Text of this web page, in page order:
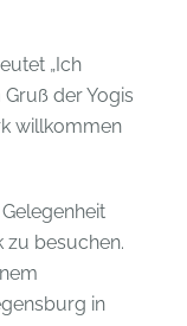
„Ich
der Yogis
willkommen
besuchen.
in